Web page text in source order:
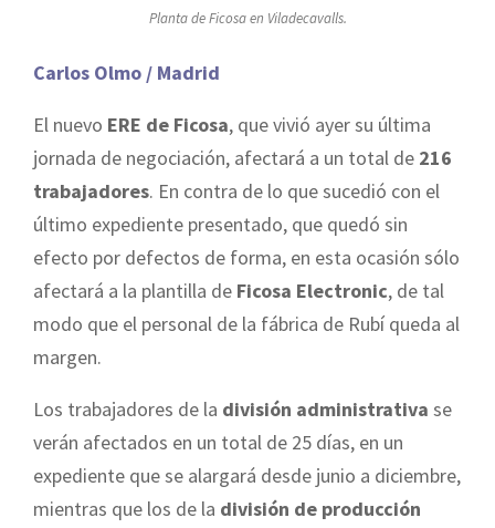
Planta de Ficosa en Viladecavalls.
Carlos Olmo / Madrid
El nuevo ERE de Ficosa, que vivió ayer su última
jornada de negociación, afectará a un total de 216
trabajadores. En contra de lo que sucedió con el
último expediente presentado, que quedó sin
efecto por defectos de forma, en esta ocasión sólo
afectará a la plantilla de Ficosa Electronic, de tal
modo que el personal de la fábrica de Rubí queda al
margen.
Los trabajadores de la división administrativa se
verán afectados en un total de 25 días, en un
expediente que se alargará desde junio a diciembre,
mientras que los de la división de producción